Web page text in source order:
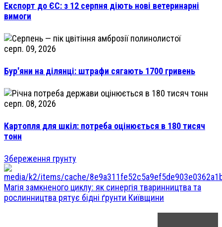
Експорт до ЄС: з 12 серпня діють нові ветеринарні
вимоги
серп. 09, 2026
Бур'яни на ділянці: штрафи сягають 1700 гривень
серп. 08, 2026
Картопля для шкіл: потреба оцінюється в 180 тисяч
тонн
Збереження грунту
Магія замкненого циклу: як синергія тваринництва та
рослинництва рятує бідні ґрунти Київщини